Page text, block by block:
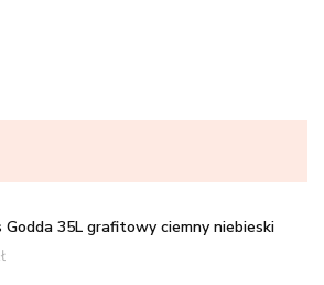
Godda 35L grafitowy ciemny niebieski